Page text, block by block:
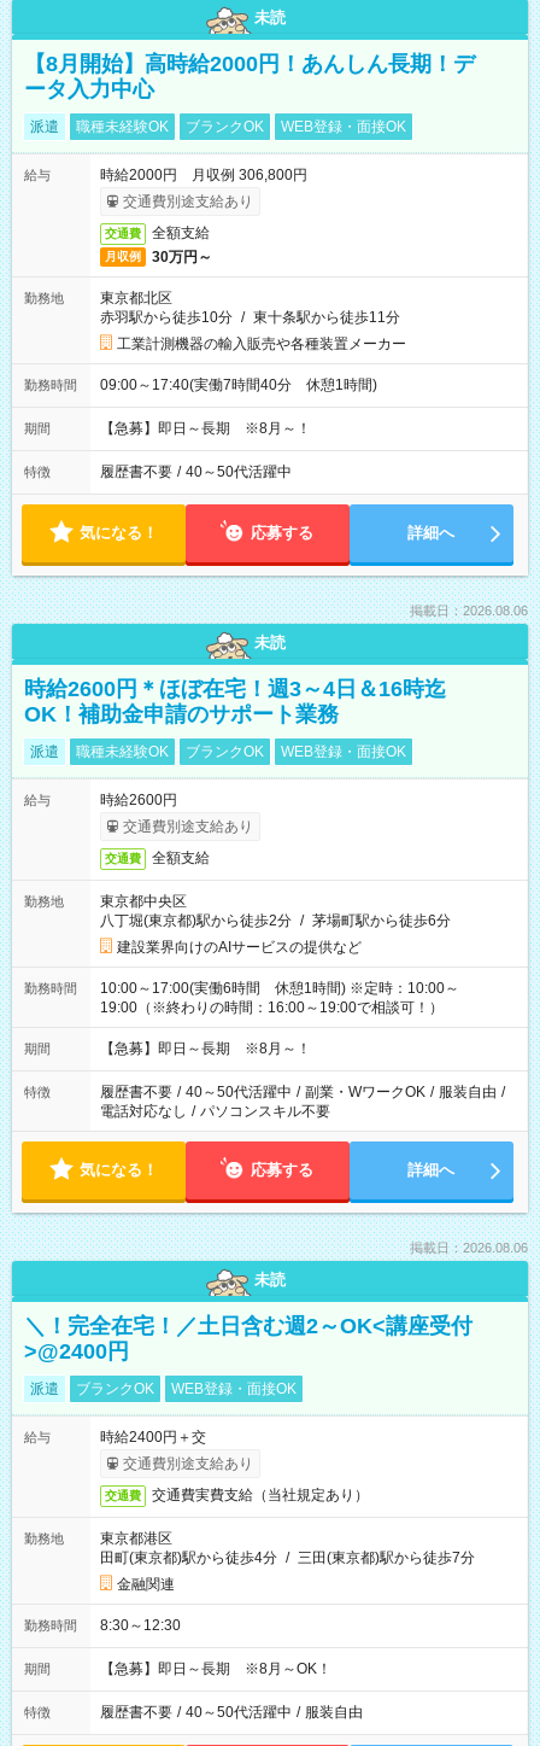
未読
【8月開始】高時給2000円！あんしん長期！デ
ータ入力中心
派遣 職種未経験OK ブランクOK WEB登録・面接OK
給与
時給2000円 月収例 306,800円
交通費別途支給あり
交通費 全額支給
月収例 30万円～
勤務地
東京都北区
赤羽駅から徒歩10分 / 東十条駅から徒歩11分
工業計測機器の輸入販売や各種装置メーカー
勤務時間 09:00～17:40(実働7時間40分 休憩1時間)
期間 【急募】即日～長期 ※8月～！
特徴 履歴書不要 / 40～50代活躍中
気になる！ 応募する 詳細へ
掲載日：2026.08.06
未読
時給2600円＊ほぼ在宅！週3～4日＆16時迄
OK！補助金申請のサポート業務
派遣 職種未経験OK ブランクOK WEB登録・面接OK
給与
時給2600円
交通費別途支給あり
交通費 全額支給
勤務地
東京都中央区
八丁堀(東京都)駅から徒歩2分 / 茅場町駅から徒歩6分
建設業界向けのAIサービスの提供など
勤務時間
10:00～17:00(実働6時間 休憩1時間) ※定時：10:00～
19:00（※終わりの時間：16:00～19:00で相談可！）
期間 【急募】即日～長期 ※8月～！
特徴 履歴書不要 / 40～50代活躍中 / 副業・WワークOK / 服装自由 /
電話対応なし / パソコンスキル不要
気になる！ 応募する 詳細へ
掲載日：2026.08.06
未読
＼！完全在宅！／土日含む週2～OK<講座受付
>@2400円
派遣 ブランクOK WEB登録・面接OK
給与
時給2400円＋交
交通費別途支給あり
交通費 交通費実費支給（当社規定あり）
勤務地
東京都港区
田町(東京都)駅から徒歩4分 / 三田(東京都)駅から徒歩7分
金融関連
勤務時間 8:30～12:30
期間 【急募】即日～長期 ※8月～OK！
特徴 履歴書不要 / 40～50代活躍中 / 服装自由